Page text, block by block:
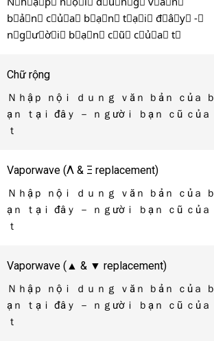
b⃠ả⃠n⃠ c⃠ủ⃠a⃠ b⃠ạ⃠n⃠ t⃠ạ⃠i⃠ đ⃠â⃠y⃠ -⃠
n⃠g⃠ư⃠ờ⃠i⃠ b⃠ạ⃠n⃠ c⃠ũ⃠ c⃠ủ⃠a⃠ t⃠ô⃠i⃠!⃠
Chữ rộng
Ｎｈậｐ ｎộｉ ｄｕｎｇ ｖăｎ ｂảｎ ｃủａ ｂ
ạｎ ｔạｉ đâｙ － ｎｇườｉ ｂạｎ ｃũ ｃủａ
ｔôｉ！
Vaporwave (Λ & Ξ replacement)
Ｎｈậｐ ｎộｉ ｄｕｎｇ ｖăｎ ｂảｎ ｃủａ ｂ
ạｎ ｔạｉ đâｙ － ｎｇườｉ ｂạｎ ｃũ ｃủａ
ｔôｉ！
Vaporwave (▲ & ▼ replacement)
Ｎｈậｐ ｎộｉ ｄｕｎｇ ｖăｎ ｂảｎ ｃủａ ｂ
ạｎ ｔạｉ đâｙ － ｎｇườｉ ｂạｎ ｃũ ｃủａ
ｔôｉ！